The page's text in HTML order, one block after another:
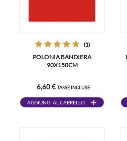
(1)
POLONIA BANDIERA
90X150CM
6,60 € TASSE INCLUSE
AGGIUNGI AL CARRELLO